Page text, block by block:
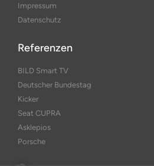
Impressum
Datenschutz
Referenzen
BILD Smart TV
Deutscher Bundestag
Kicker
Seat CUPRA
Asklepios
Porsche